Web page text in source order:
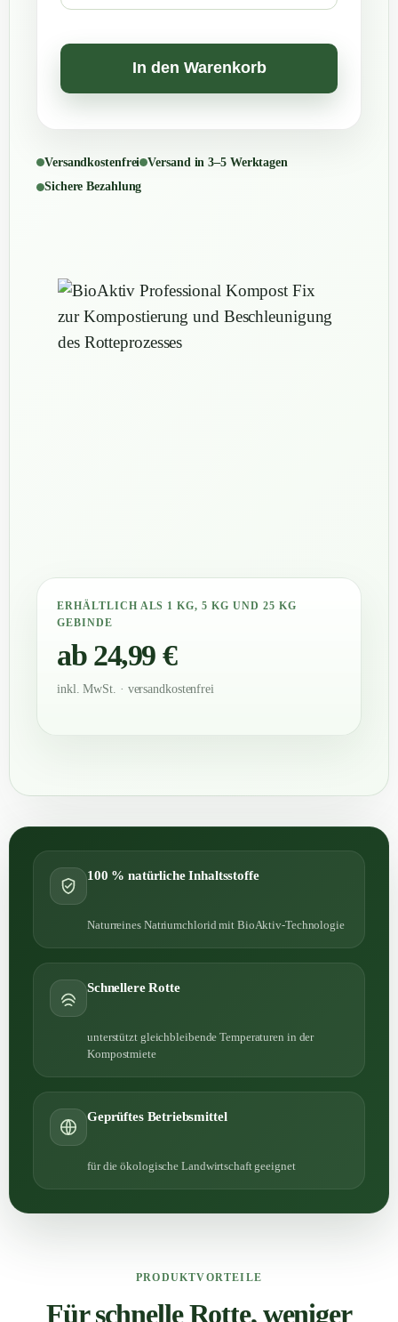
Fix
In den Warenkorb
Versandkostenfrei Versand in 3–5 Werktagen
Sichere Bezahlung
ERHÄLTLICH ALS 1 KG, 5 KG UND 25 KG
GEBINDE
ab 24,99 €
inkl. MwSt. · versandkostenfrei
100 % natürliche Inhaltsstoffe
Naturreines Natriumchlorid mit BioAktiv-Technologie
Schnellere Rotte
unterstützt gleichbleibende Temperaturen in der
Kompostmiete
Geprüftes Betriebsmittel
für die ökologische Landwirtschaft geeignet
PRODUKTVORTEILE
Für schnelle Rotte, weniger